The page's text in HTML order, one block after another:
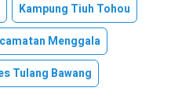
Kampung Tiuh Tohou
Menggala
Tulang Bawang